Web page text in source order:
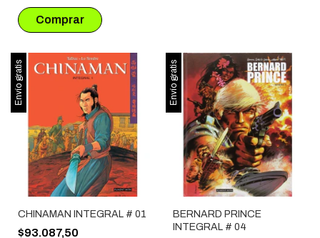
Envío gratis
CHINAMAN INTEGRAL # 01
$93.087,50
Envío gratis
BERNARD PRINCE
INTEGRAL # 04